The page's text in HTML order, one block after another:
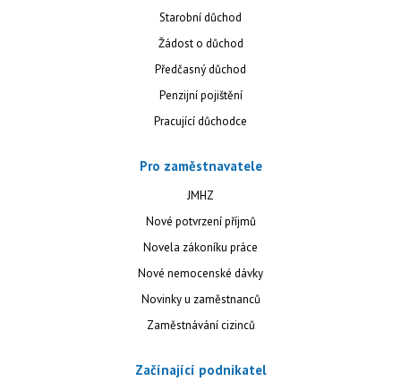
Starobní důchod
Žádost o důchod
Předčasný důchod
Penzijní pojištění
Pracující důchodce
Pro zaměstnavatele
JMHZ
Nové potvrzení příjmů
Novela zákoníku práce
Nové nemocenské dávky
Novinky u zaměstnanců
Zaměstnávání cizinců
Začínající podnikatel